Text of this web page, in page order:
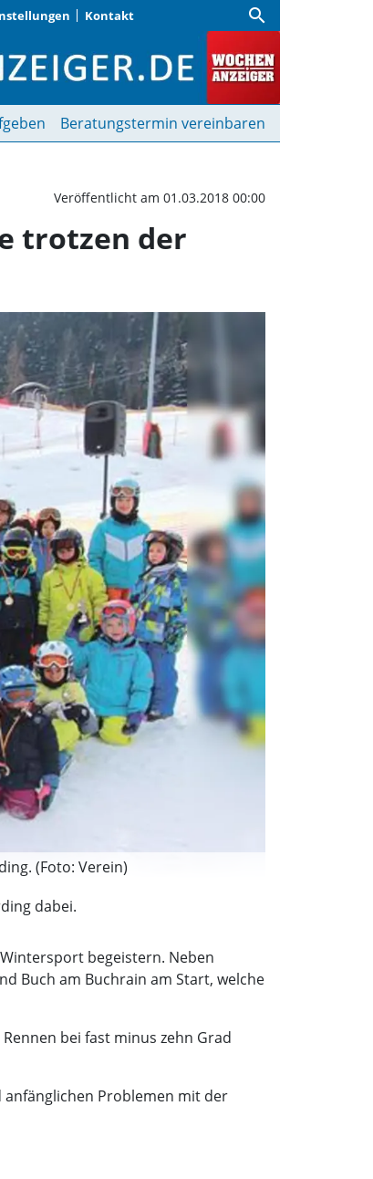
Kontakt search
und
Beratungstermin vereinbaren
Veröffentlicht am 01.03.2018 00:00
trotzen der
(Foto: Verein)
dabei.
begeistern. Neben
Buch am Buchrain am Start, welche
bei fast minus zehn Grad
Problemen mit der